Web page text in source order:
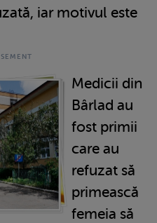
iar motivul este
Medicii din
Bârlad au
fost primii
care au
refuzat să
primească
femeia să